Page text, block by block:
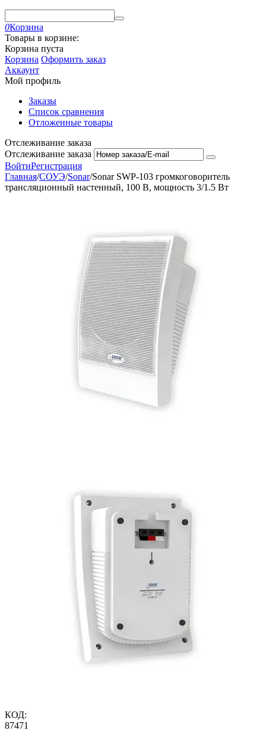
0Корзина
Товары в корзине:
Корзина пуста
Корзина Оформить заказ
Аккаунт
Мой профиль
Заказы
Список сравнения
Отложенные товары
Отслеживание заказа
Отслеживание заказа
ВойтиРегистрация
Главная/СОУЭ/Sonar/Sonar SWP-103 громкоговоритель
трансляционный настенный, 100 В, мощность 3/1.5 Вт
КОД:
87471